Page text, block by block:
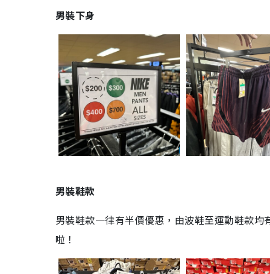
男裝下身
男裝鞋款
男裝鞋款一律有半價優惠，由波鞋至運動鞋款
啦！